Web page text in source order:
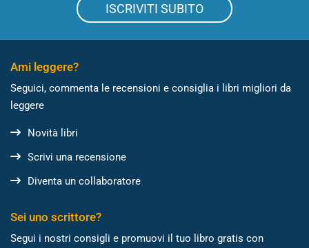
ISCRIVITI SUBITO
Ami leggere?
Seguici, commenta le recensioni e consiglia i libri migliori da
leggere
Novità libri
Scrivi una recensione
Diventa un collaboratore
Sei uno scrittore?
Segui i nostri consigli e promuovi il tuo libro gratis con